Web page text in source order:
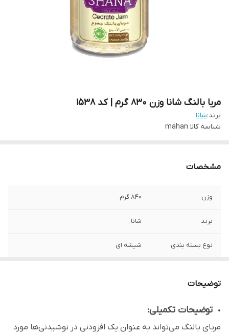
مربا بالنگ شانا وزن 830 گرم | کد 1538
برند:شانا
شناسه کالا mahan
مشخصات
وزن 840 گرم
برند شانا
نوع بسته بندی شیشه ای
توضیحات
توضیحات تکمیلی:
مربای بالنگ می‌تواند به عنوان یک افزودنی در نوشیدنی‌ها مورد